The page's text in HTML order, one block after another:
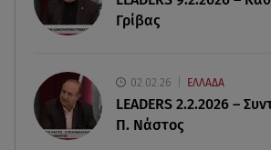
Έξοδος Αυγούστου: Στο 100% η
07.08.26 , 17:44
Παιδικοί σταθμοί: Πότε βγαίνουν
αποτελέσματα
Γρίβας
02.02.26 ΕΛΛΑΔΑ
LEADERS 2.2.2026 –
Π. Νάστος